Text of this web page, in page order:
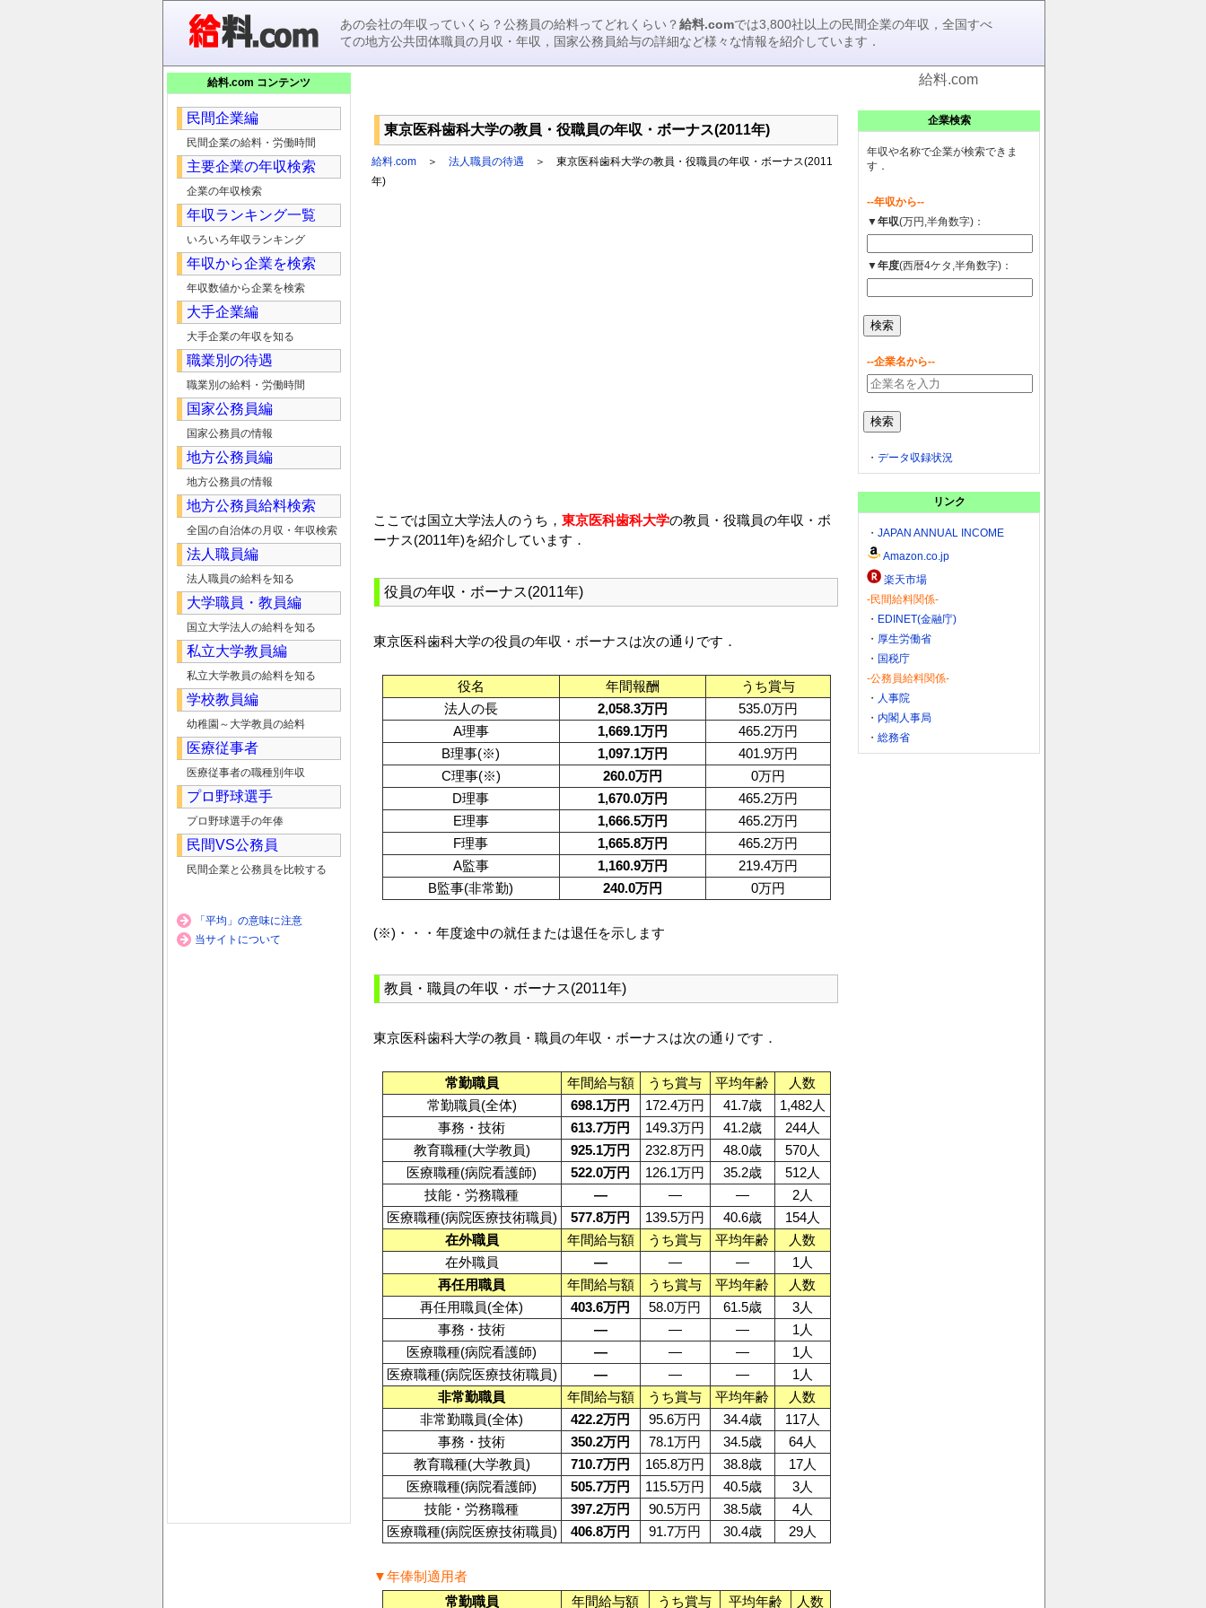
あの会社の年収っていくら？公務員の給料ってどれくらい？給料.comでは3,800社以上の民間企業の年収，全国すべ
ての地方公共団体職員の月収・年収，国家公務員給与の詳細など様々な情報を紹介しています．
東京医科歯科大学の教員・役職員の年収・ボーナス(2011年)
給料.com ＞ 法人職員の待遇 ＞ 東京医科歯科大学の教員・役職員の年収・ボーナス(2011
年)
ここでは国立大学法人のうち， 東京医科歯科大学の教員・役職員の年収・ボ
ーナス(2011年)を紹介しています．
役員の年収・ボーナス(2011年)
東京医科歯科大学の役員の年収・ボーナスは次の通りです．
役名 年間報酬
うち賞与
法人の長
2,058.3万円
535.0万円
A理事
1,669.1万円
465.2万円
B理事(※)
1,097.1万円
401.9万円
C理事(※)
260.0万円
0万円
D理事
1,670.0万円
465.2万円
E理事
1,666.5万円
465.2万円
F理事
1,665.8万円
465.2万円
A監事
1,160.9万円
219.4万円
B監事(非常勤)
240.0万円 0万円
(※)・・・年度途中の就任または退任を示します
教員・職員の年収・ボーナス(2011年)
東京医科歯科大学の教員・職員の年収・ボーナスは次の通りです．
常勤職員 年間給与額 うち賞与 平均年齢
人数
常勤職員(全体)
698.1万円 172.4万円 41.7歳
1,482人
事務・技術
613.7万円 149.3万円 41.2歳
244人
教育職種(大学教員)
925.1万円 232.8万円 48.0歳
570人
医療職種(病院看護師)
522.0万円 126.1万円 35.2歳
512人
技能・労務職種
— — —
2人
医療職種(病院医療技術職員)
577.8万円 139.5万円 40.6歳
154人
在外職員
年間給与額 うち賞与 平均年齢
人数
在外職員
— — —
1人
再任用職員
年間給与額 うち賞与 平均年齢
人数
再任用職員(全体)
403.6万円 58.0万円 61.5歳
3人
事務・技術
— — —
1人
医療職種(病院看護師)
— — —
1人
医療職種(病院医療技術職員)
— — —
1人
非常勤職員
年間給与額 うち賞与 平均年齢
人数
非常勤職員(全体)
422.2万円 95.6万円 34.4歳
117人
事務・技術
350.2万円 78.1万円 34.5歳
64人
教育職種(大学教員)
710.7万円 165.8万円 38.8歳
17人
医療職種(病院看護師)
505.7万円 115.5万円 40.5歳
3人
技能・労務職種
397.2万円 90.5万円 38.5歳
4人
医療職種(病院医療技術職員)
406.8万円 91.7万円 30.4歳 29人
▼年俸制適用者
常勤職員
年間給与額 うち賞与 平均年齢 人数
給料.com コンテンツ
民間企業編
民間企業の給料・労働時間
主要企業の年収検索
企業の年収検索
年収ランキング一覧
いろいろ年収ランキング
年収から企業を検索
年収数値から企業を検索
大手企業編
大手企業の年収を知る
職業別の待遇
職業別の給料・労働時間
国家公務員編
国家公務員の情報
地方公務員編
地方公務員の情報
地方公務員給料検索
全国の自治体の月収・年収検索
法人職員編
法人職員の給料を知る
大学職員・教員編
国立大学法人の給料を知る
私立大学教員編
私立大学教員の給料を知る
学校教員編
幼稚園～大学教員の給料
医療従事者
医療従事者の職種別年収
プロ野球選手
プロ野球選手の年俸
民間VS公務員
民間企業と公務員を比較する
「平均」の意味に注意
当サイトについて
給料.com
企業検索
年収や名称で企業が検索できま
す．
--年収から--
▼年収(万円,半角数字)：
▼年度(西暦4ケタ,半角数字)：
--企業名から--
・ データ収録状況
リンク
・ JAPAN ANNUAL INCOME
Amazon.co.jp
楽天市場
-民間給料関係-
・ EDINET(金融庁)
・ 厚生労働省
・ 国税庁
-公務員給料関係-
・ 人事院
・ 内閣人事局
・ 総務省